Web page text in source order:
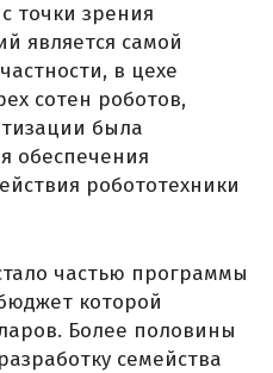
точки зрения
является самой
в цехе
сотен роботов,
была
обеспечения
робототехники
частью программы
которой
Более половины
семейства